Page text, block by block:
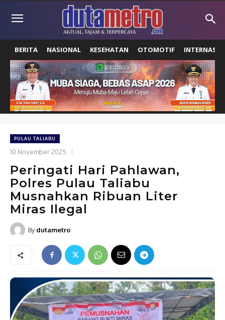
BERITA NASIONAL KESEHATAN OTOMOTIF
PULAU TALIABU
10 November 2025
Peringati Hari Pahlawan,
Polres Pulau Taliabu
Musnahkan Ribuan Liter
Miras Ilegal
By dutametro